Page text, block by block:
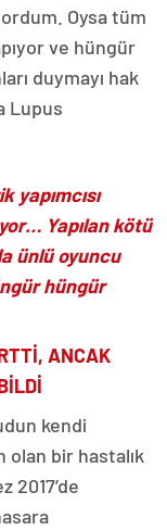
Oysa tüm
ve hüngür
duymayı hak
Lupus
yapımcısı
Yapılan kötü
ünlü oyuncu
hüngür
ANCAK
kendi
olan bir hastalık
2017’de